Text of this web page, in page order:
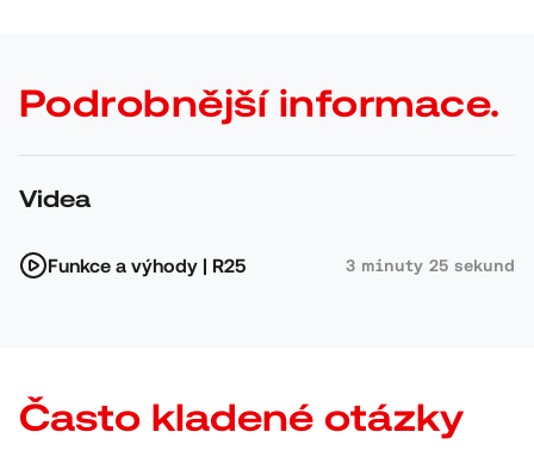
Podrobnější informace.
Videa
Funkce a výhody | R25 3 minuty 25 sekund
Často kladené otázky